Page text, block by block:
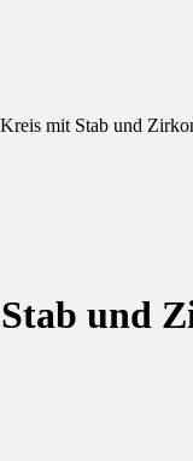
mit Stab und
und